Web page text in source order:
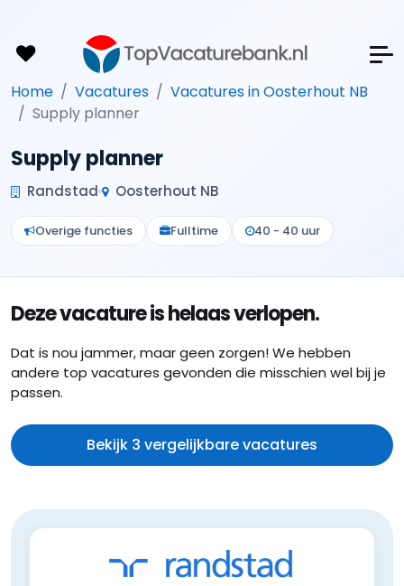
Home Vacatures
Vacatures in Oosterhout NB
Supply planner
Supply planner
Randstad Oosterhout NB
Overige functies Fulltime 40 - 40 uur
Deze vacature is helaas verlopen.
Dat is nou jammer, maar geen zorgen! We hebben
andere top vacatures gevonden die misschien wel bij je
passen.
Bekijk 3 vergelijkbare vacatures